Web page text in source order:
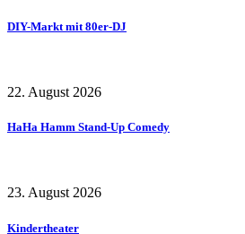
DIY-Markt mit 80er-DJ
22. August 2026
HaHa Hamm Stand-Up Comedy
23. August 2026
Kindertheater